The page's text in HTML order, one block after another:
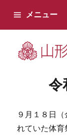
寒河江高校で
メニュー
９月１８日
れていた体育